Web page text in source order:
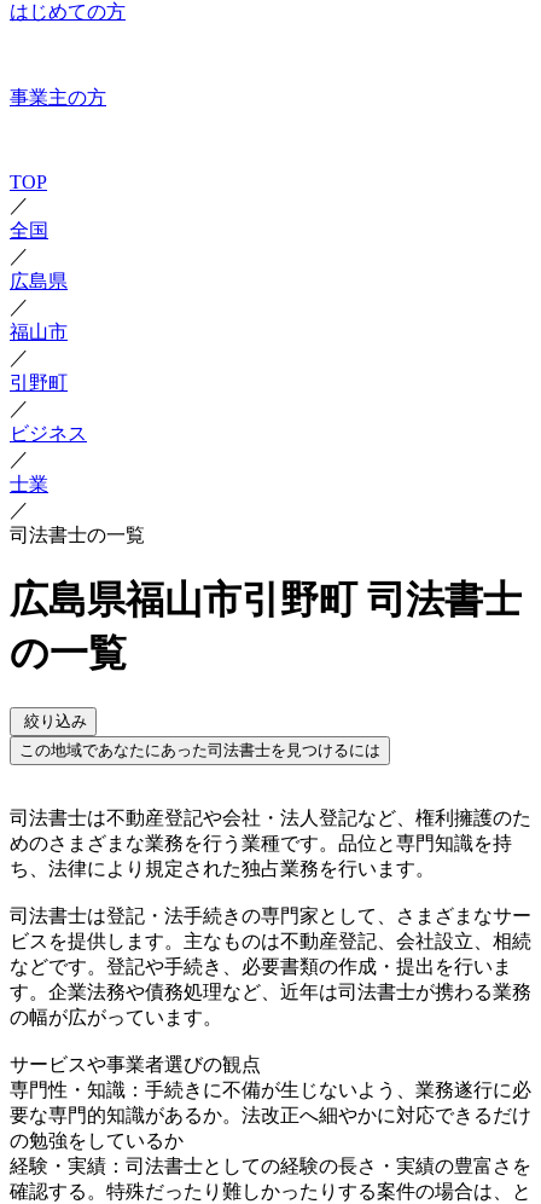
はじめての方
事業主の方
TOP
／
全国
／
広島県
／
福山市
／
引野町
／
ビジネス
／
士業
／
司法書士の一覧
広島県福山市引野町 司法書士
の一覧
絞り込み
この地域であなたにあった司法書士を見つけるには
司法書士は不動産登記や会社・法人登記など、権利擁護のた
めのさまざまな業務を行う業種です。品位と専門知識を持
ち、法律により規定された独占業務を行います。
司法書士は登記・法手続きの専門家として、さまざまなサー
ビスを提供します。主なものは不動産登記、会社設立、相続
などです。登記や手続き、必要書類の作成・提出を行いま
す。企業法務や債務処理など、近年は司法書士が携わる業務
の幅が広がっています。
サービスや事業者選びの観点
専門性・知識：手続きに不備が生じないよう、業務遂行に必
要な専門的知識があるか。法改正へ細やかに対応できるだけ
の勉強をしているか
経験・実績：司法書士としての経験の長さ・実績の豊富さを
確認する。特殊だったり難しかったりする案件の場合は、と